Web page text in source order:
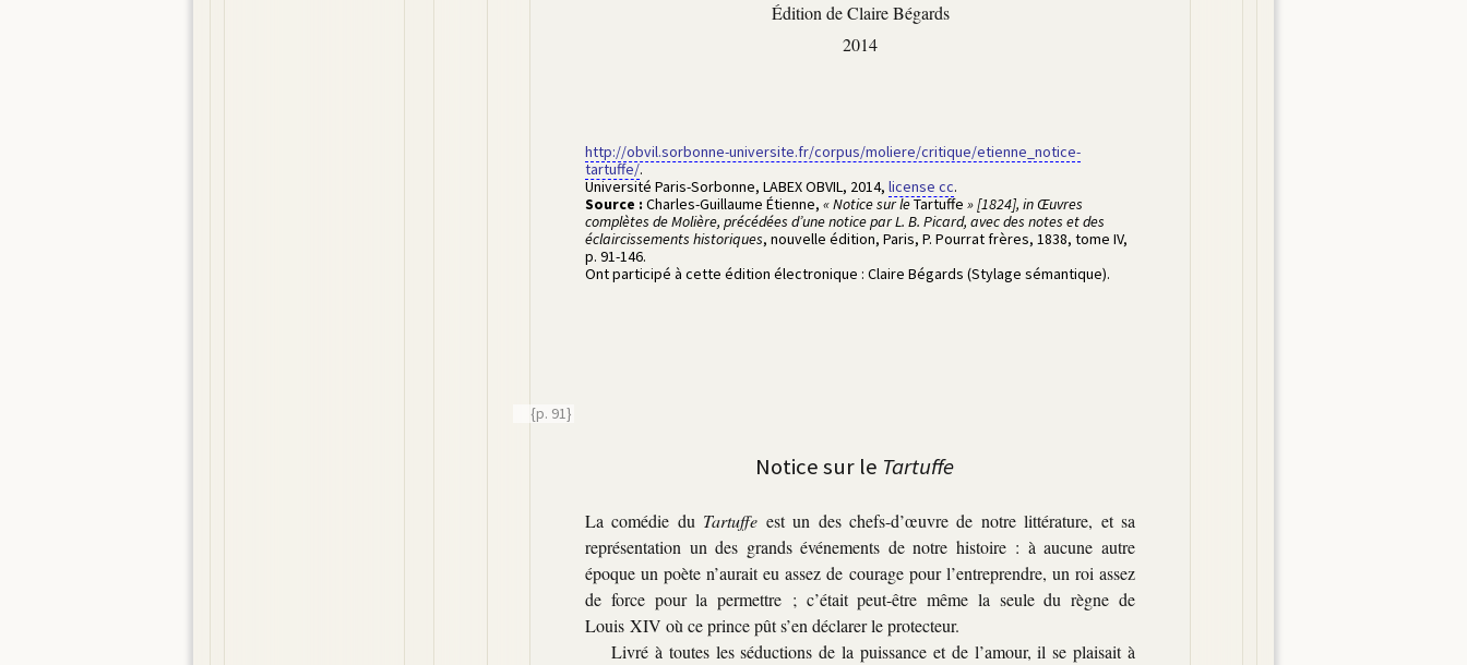
Édition deClaire Bégards
2014
http://obvil.sorbonne-universite.fr/corpus/moliere/critique/etienne_notice-
tartuffe/.
Université Paris-Sorbonne, LABEX OBVIL, 2014, license cc.
Source : Charles-Guillaume Étienne, « Notice sur leTartuffe » [1824], in Œuvres
complètes de Molière, précédées d’une notice par L. B. Picard, avec des notes et des
éclaircissements historiques, nouvelle édition, Paris, P. Pourrat frères, 1838, tome IV,
p. 91-146.
Ont participé à cette édition électronique : Claire Bégards (Stylage sémantique).
{p. 91}
Notice sur le Tartuffe
La comédie du Tartuffe est un des chefs-d’œuvre de notre littérature, et sa
représentation un des grands événements de notre histoire : à aucune autre
époque un poète n’aurait eu assez de courage pour l’entreprendre, un roi assez
de force pour la permettre ; c’était peut-être même la seule du règne de
Louis XIV où ce prince pût s’en déclarer le protecteur.
Livré à toutes les séductions de la puissance et de l’amour, il se plaisait à